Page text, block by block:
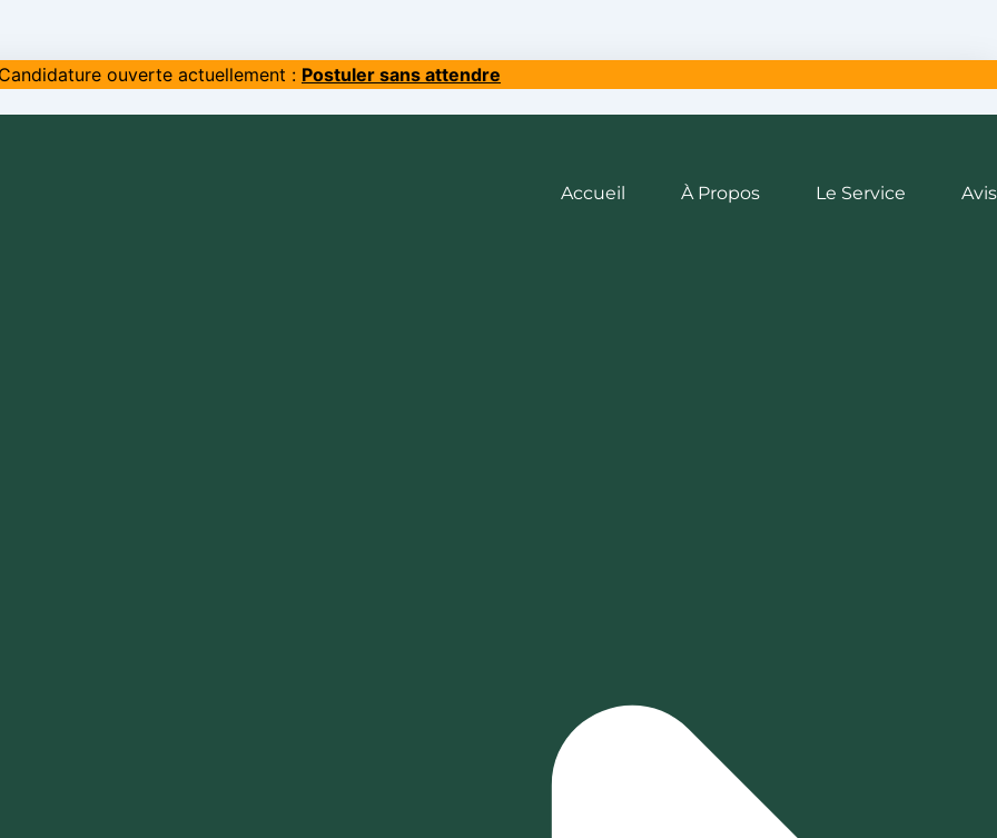
Candidature ouverte actuellement : Postuler sans attendre
Accueil À Propos Le Service Avis